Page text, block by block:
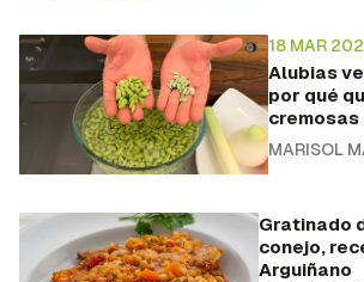
18 MAR
Alubias
por qué
cremosas
MARISOL
Gratinado
conejo,
Arguiñano